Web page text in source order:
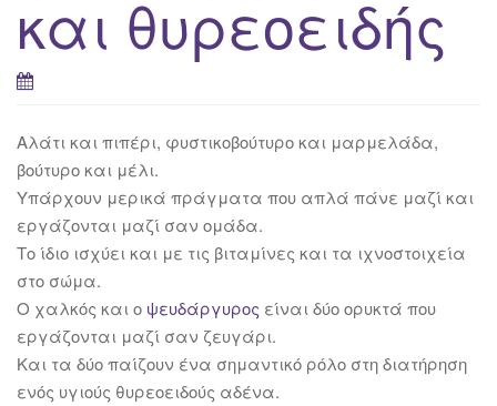
και θυρεοειδής
Αλάτι και πιπέρι, φυστικοβούτυρο και μαρμελάδα,
βούτυρο και μέλι.
Υπάρχουν μερικά πράγματα που απλά πάνε μαζί και
εργάζονται μαζί σαν ομάδα.
Το ίδιο ισχύει και με τις βιταμίνες και τα ιχνοστοιχεία
στο σώμα.
Ο χαλκός και ο ψευδάργυρος είναι δύο ορυκτά που
εργάζονται μαζί σαν ζευγάρι.
Και τα δύο παίζουν ένα σημαντικό ρόλο στη διατήρηση
ενός υγιούς θυρεοειδούς αδένα.